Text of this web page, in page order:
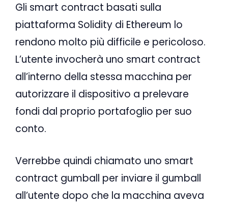
Gli smart contract basati sulla
piattaforma Solidity di Ethereum lo
rendono molto più difficile e pericoloso.
L’utente invocherà uno smart contract
all’interno della stessa macchina per
autorizzare il dispositivo a prelevare
fondi dal proprio portafoglio per suo
conto.
Verrebbe quindi chiamato uno smart
contract gumball per inviare il gumball
all’utente dopo che la macchina aveva